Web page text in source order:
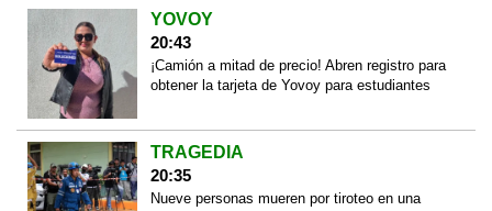
YOVOY
20:43
¡Camión a mitad de precio! Abren registro para
obtener la tarjeta de Yovoy para estudiantes
TRAGEDIA
20:35
Nueve personas mueren por tiroteo en una